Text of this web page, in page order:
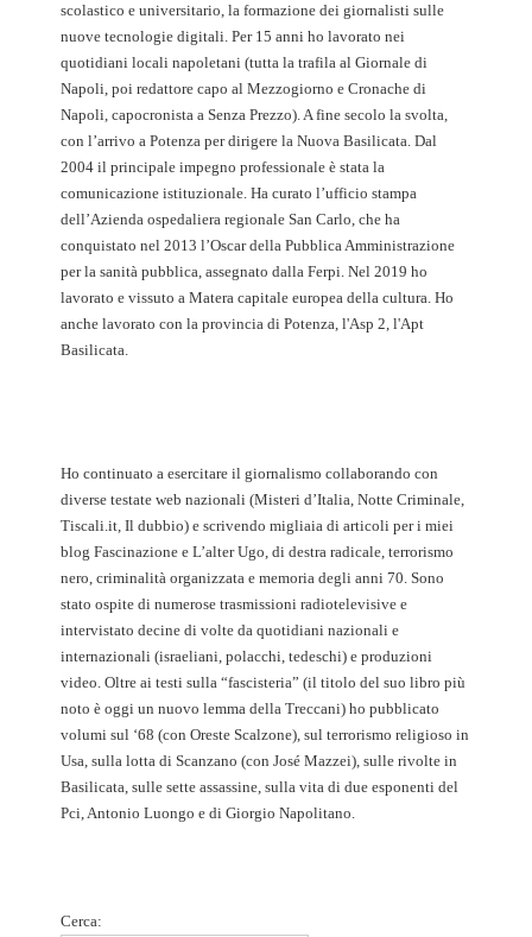
scolastico e universitario, la formazione dei giornalisti sulle
nuove tecnologie digitali. Per 15 anni ho lavorato nei
quotidiani locali napoletani (tutta la trafila al Giornale di
Napoli, poi redattore capo al Mezzogiorno e Cronache di
Napoli, capocronista a Senza Prezzo). A fine secolo la svolta,
con l’arrivo a Potenza per dirigere la Nuova Basilicata. Dal
2004 il principale impegno professionale è stata la
comunicazione istituzionale. Ha curato l’ufficio stampa
dell’Azienda ospedaliera regionale San Carlo, che ha
conquistato nel 2013 l’Oscar della Pubblica Amministrazione
per la sanità pubblica, assegnato dalla Ferpi. Nel 2019 ho
lavorato e vissuto a Matera capitale europea della cultura. Ho
anche lavorato con la provincia di Potenza, l'Asp 2, l'Apt
Basilicata.
Ho continuato a esercitare il giornalismo collaborando con
diverse testate web nazionali (Misteri d’Italia, Notte Criminale,
Tiscali.it, Il dubbio) e scrivendo migliaia di articoli per i miei
blog Fascinazione e L’alter Ugo, di destra radicale, terrorismo
nero, criminalità organizzata e memoria degli anni 70. Sono
stato ospite di numerose trasmissioni radiotelevisive e
intervistato decine di volte da quotidiani nazionali e
internazionali (israeliani, polacchi, tedeschi) e produzioni
video. Oltre ai testi sulla “fascisteria” (il titolo del suo libro più
noto è oggi un nuovo lemma della Treccani) ho pubblicato
volumi sul ‘68 (con Oreste Scalzone), sul terrorismo religioso in
Usa, sulla lotta di Scanzano (con José Mazzei), sulle rivolte in
Basilicata, sulle sette assassine, sulla vita di due esponenti del
Pci, Antonio Luongo e di Giorgio Napolitano.
Cerca: